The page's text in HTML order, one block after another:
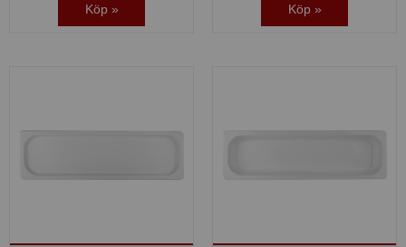
Köp » Köp »